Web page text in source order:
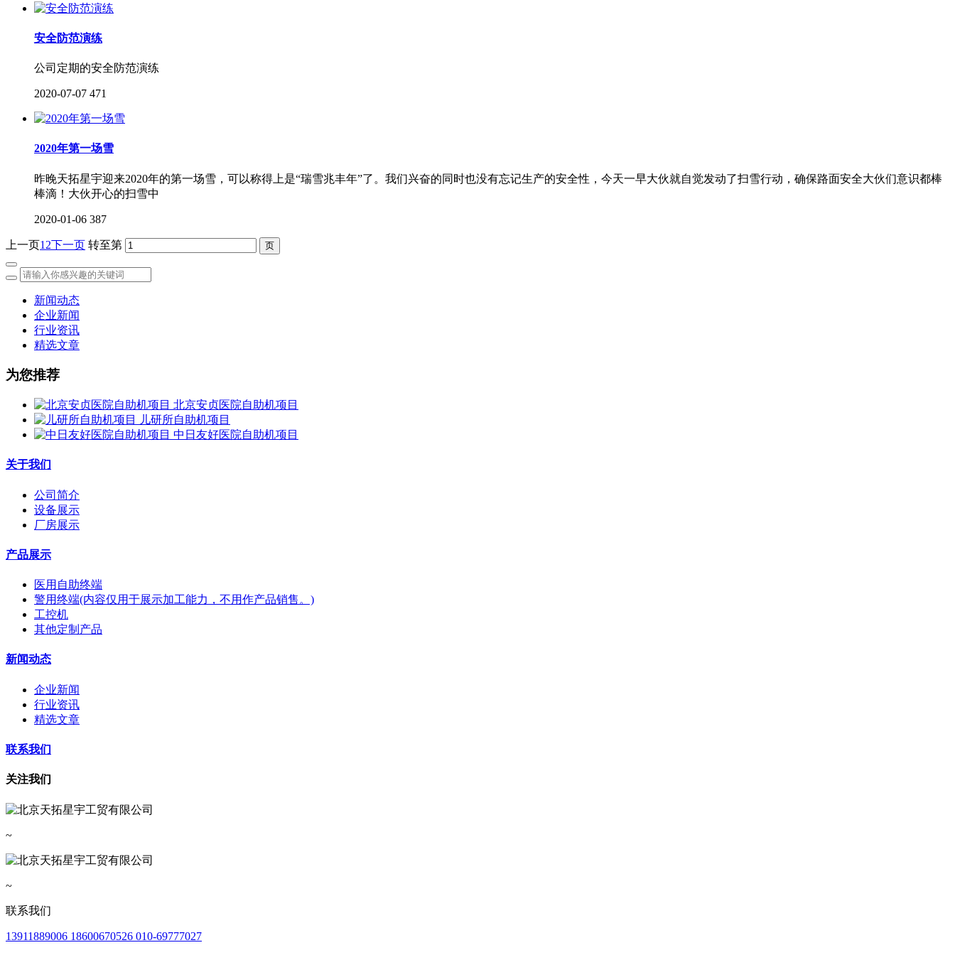
安全防范演练
公司定期的安全防范演练
2020-07-07 471
2020年第一场雪
昨晚天拓星宇迎来2020年的第一场雪，可以称得上是“瑞雪兆丰年”了。我们兴奋的同时也没有忘记生产的安全性，今天一早大伙就自觉发动了扫雪行动，确保路面安全大伙们意识都棒
棒滴！大伙开心的扫雪中
2020-01-06 387
上一页1 2下一页 转至第
新闻动态
企业新闻
行业资讯
精选文章
为您推荐
北京安贞医院自助机项目
儿研所自助机项目
中日友好医院自助机项目
关于我们
公司简介
设备展示
厂房展示
产品展示
医用自助终端
警用终端(内容仅用于展示加工能力，不用作产品销售。)
工控机
其他定制产品
新闻动态
企业新闻
行业资讯
精选文章
联系我们
关注我们
~
~
联系我们
13911889006 18600670526 010-69777027